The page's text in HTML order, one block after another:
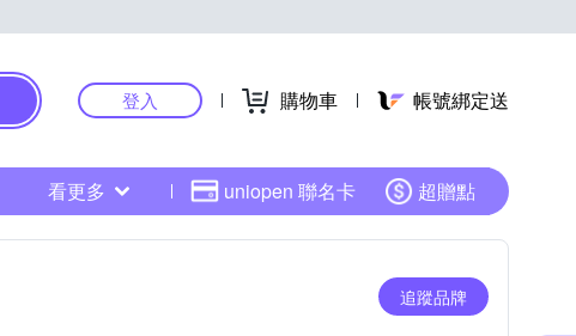
登入 購物車 帳號綁定送
看更多 uniopen 聯名卡 超贈點
追蹤品牌